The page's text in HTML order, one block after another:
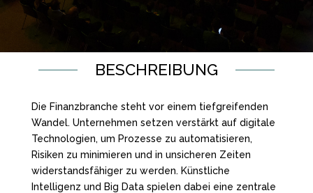
BESCHREIBUNG
Die Finanzbranche steht vor einem tiefgreifenden
Wandel. Unternehmen setzen verstärkt auf digitale
Technologien, um Prozesse zu automatisieren,
Risiken zu minimieren und in unsicheren Zeiten
widerstandsfähiger zu werden. Künstliche
Intelligenz und Big Data spielen dabei eine zentrale